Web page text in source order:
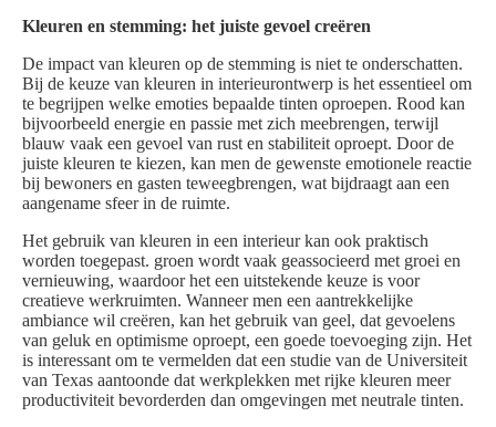
Kleuren en stemming: het juiste gevoel creëren
De impact van kleuren op de stemming is niet te onderschatten.
Bij de keuze van kleuren in interieurontwerp is het essentieel om
te begrijpen welke emoties bepaalde tinten oproepen. Rood kan
bijvoorbeeld energie en passie met zich meebrengen, terwijl
blauw vaak een gevoel van rust en stabiliteit oproept. Door de
juiste kleuren te kiezen, kan men de gewenste emotionele reactie
bij bewoners en gasten teweegbrengen, wat bijdraagt aan een
aangename sfeer in de ruimte.
Het gebruik van kleuren in een interieur kan ook praktisch
worden toegepast. groen wordt vaak geassocieerd met groei en
vernieuwing, waardoor het een uitstekende keuze is voor
creatieve werkruimten. Wanneer men een aantrekkelijke
ambiance wil creëren, kan het gebruik van geel, dat gevoelens
van geluk en optimisme oproept, een goede toevoeging zijn. Het
is interessant om te vermelden dat een studie van de Universiteit
van Texas aantoonde dat werkplekken met rijke kleuren meer
productiviteit bevorderden dan omgevingen met neutrale tinten.